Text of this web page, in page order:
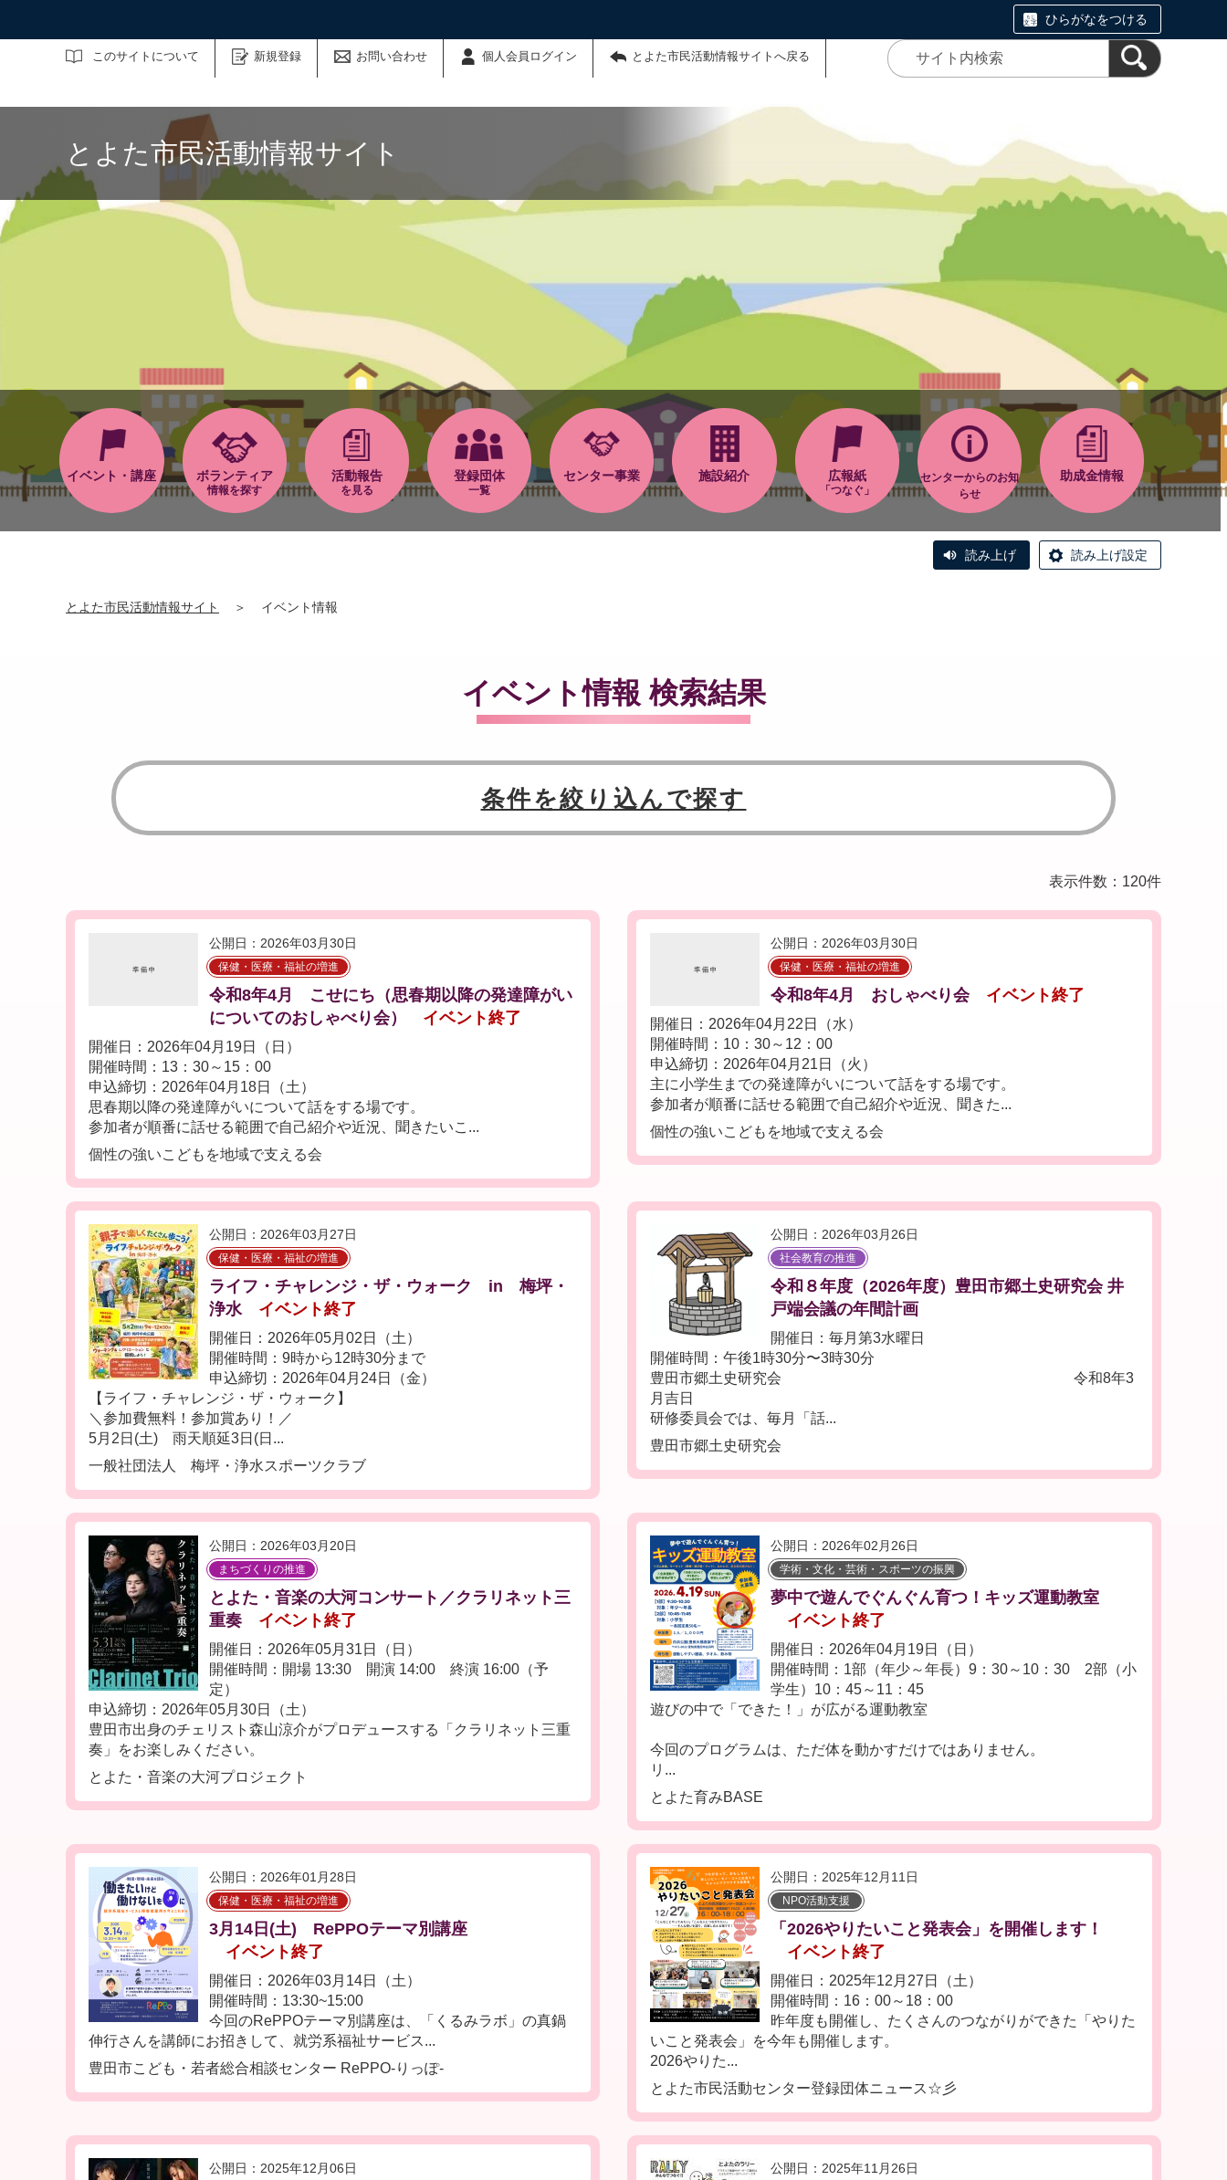
ひらがなをつける
このサイトについて 新規登録 お問い合わせ 個人会員ログイン とよた市民活動情報サイトへ戻る
サイト内検索
とよた市民活動情報サイト
イベント・講座 ボランティア
情報を探す
活動報告
を見る
登録団体
一覧
センター事業 施設紹介 広報紙
「つなぐ」
センターからのお知
らせ
助成金情報
読み上げ 読み上げ設定
とよた市民活動情報サイト ＞ イベント情報
イベント情報 検索結果
条件を絞り込んで探す
表示件数：120件
公開日：2026年03月30日
保健・医療・福祉の増進
令和8年4月 こせにち（思春期以降の発達障がい
についてのおしゃべり会）
イベント終了
開催日：2026年04月19日（日）
開催時間：13：30～15：00
申込締切：2026年04月18日（土）
思春期以降の発達障がいについて話をする場です。
参加者が順番に話せる範囲で自己紹介や近況、聞きたいこ...
個性の強いこどもを地域で支える会
公開日：2026年03月30日
保健・医療・福祉の増進
令和8年4月 おしゃべり会 イベント終了
開催日：2026年04月22日（水）
開催時間：10：30～12：00
申込締切：2026年04月21日（火）
主に小学生までの発達障がいについて話をする場です。
参加者が順番に話せる範囲で自己紹介や近況、聞きた...
個性の強いこどもを地域で支える会
公開日：2026年03月27日
保健・医療・福祉の増進
ライフ・チャレンジ・ザ・ウォーク in 梅坪・
浄水
イベント終了
開催日：2026年05月02日（土）
開催時間：9時から12時30分まで
申込締切：2026年04月24日（金）
【ライフ・チャレンジ・ザ・ウォーク】
＼参加費無料！参加賞あり！／
5月2日(土) 雨天順延3日(日...
一般社団法人 梅坪・浄水スポーツクラブ
公開日：2026年03月26日
社会教育の推進
令和８年度（2026年度）豊田市郷土史研究会 井
戸端会議の年間計画
開催日：毎月第3水曜日
開催時間：午後1時30分〜3時30分
豊田市郷土史研究会 令和8年3
月吉日
研修委員会では、毎月「話...
豊田市郷土史研究会
公開日：2026年03月20日
まちづくりの推進
とよた・音楽の大河コンサート／クラリネット三
重奏
イベント終了
開催日：2026年05月31日（日）
開催時間：開場 13:30 開演 14:00 終演 16:00（予
定）
申込締切：2026年05月30日（土）
豊田市出身のチェリスト森山涼介がプロデュースする「クラリネット三重
奏」をお楽しみください。
とよた・音楽の大河プロジェクト
公開日：2026年02月26日
学術・文化・芸術・スポーツの振興
夢中で遊んでぐんぐん育つ！キッズ運動教室
イベント終了
開催日：2026年04月19日（日）
開催時間：1部（年少～年長）9：30～10：30 2部（小
学生）10：45～11：45
遊びの中で「できた！」が広がる運動教室
今回のプログラムは、ただ体を動かすだけではありません。
リ...
とよた育みBASE
公開日：2026年01月28日
保健・医療・福祉の増進
3月14日(土) RePPOテーマ別講座
イベント終了
開催日：2026年03月14日（土）
開催時間：13:30~15:00
今回のRePPOテーマ別講座は、「くるみラボ」の真鍋
伸行さんを講師にお招きして、就労系福祉サービス...
豊田市こども・若者総合相談センター RePPO-りっぽ-
公開日：2025年12月11日
NPO活動支援
「2026やりたいこと発表会」を開催します！
イベント終了
開催日：2025年12月27日（土）
開催時間：16：00～18：00
昨年度も開催し、たくさんのつながりができた「やりた
いこと発表会」を今年も開催します。
2026やりた...
とよた市民活動センター登録団体ニュース☆彡
公開日：2025年12月06日 公開日：2025年11月26日